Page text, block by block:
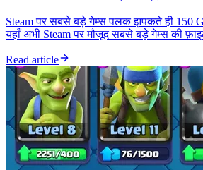
Steam पर सबसे बड़े गेम्स पलक झपकते ही 150
यहाँ अभी Steam पर मौजूद सबसे बड़े गेम्स की
Read article